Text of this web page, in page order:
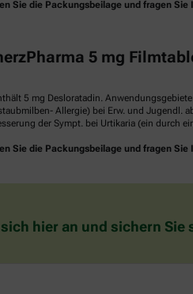
Sie die Packungsbeilage und fragen
5 mg
5 mg Desloratadin.
Allergie) bei Erw. und Jugendl.
der Sympt. bei Urtikaria (ein durch
Sie die Packungsbeilage und fragen
hier an und sichern